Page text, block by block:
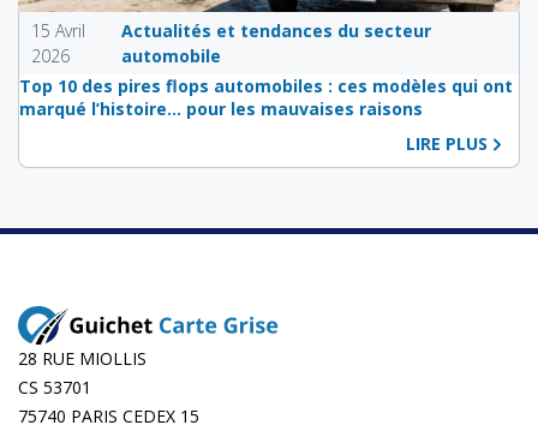
15 Avril
2026
Actualités et tendances du secteur
automobile
Top 10 des pires flops automobiles : ces modèles qui ont
marqué l’histoire… pour les mauvaises raisons
LIRE PLUS
28 RUE MIOLLIS
CS 53701
75740 PARIS CEDEX 15